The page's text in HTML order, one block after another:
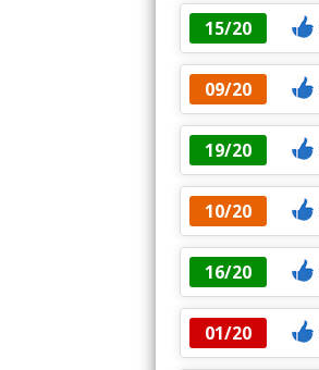
15/20
09/20
19/20
10/20
16/20
01/20